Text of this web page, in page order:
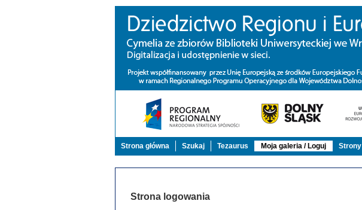
Strona główna Szukaj Tezaurus Moja galeria / Loguj Strony
Strona logowania